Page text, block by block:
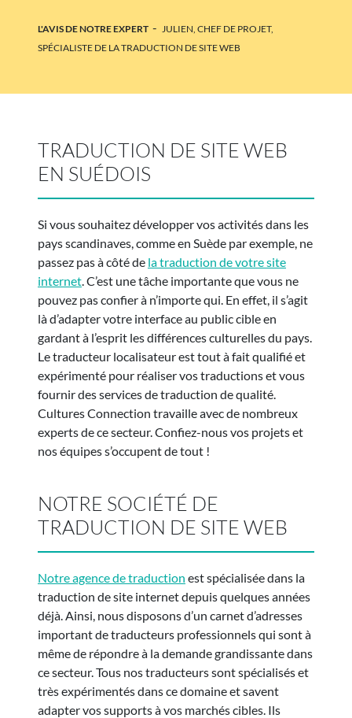
L'AVIS DE NOTRE EXPERT - JULIEN, CHEF DE PROJET,
SPÉCIALISTE DE LA TRADUCTION DE SITE WEB
TRADUCTION DE SITE WEB
EN SUÉDOIS
Si vous souhaitez développer vos activités dans les
pays scandinaves, comme en Suède par exemple, ne
passez pas à côté de la traduction de votre site
internet . C’est une tâche importante que vous ne
pouvez pas confier à n’importe qui. En effet, il s’agit
là d’adapter votre interface au public cible en
gardant à l’esprit les différences culturelles du pays.
Le traducteur localisateur est tout à fait qualifié et
expérimenté pour réaliser vos traductions et vous
fournir des services de traduction de qualité.
Cultures Connection travaille avec de nombreux
experts de ce secteur. Confiez-nous vos projets et
nos équipes s’occupent de tout !
NOTRE SOCIÉTÉ DE
TRADUCTION DE SITE WEB
Notre agence de traduction est spécialisée dans la
traduction de site internet depuis quelques années
déjà. Ainsi, nous disposons d’un carnet d’adresses
important de traducteurs professionnels qui sont à
même de répondre à la demande grandissante dans
ce secteur. Tous nos traducteurs sont spécialisés et
très expérimentés dans ce domaine et savent
adapter vos supports à vos marchés cibles. Ils